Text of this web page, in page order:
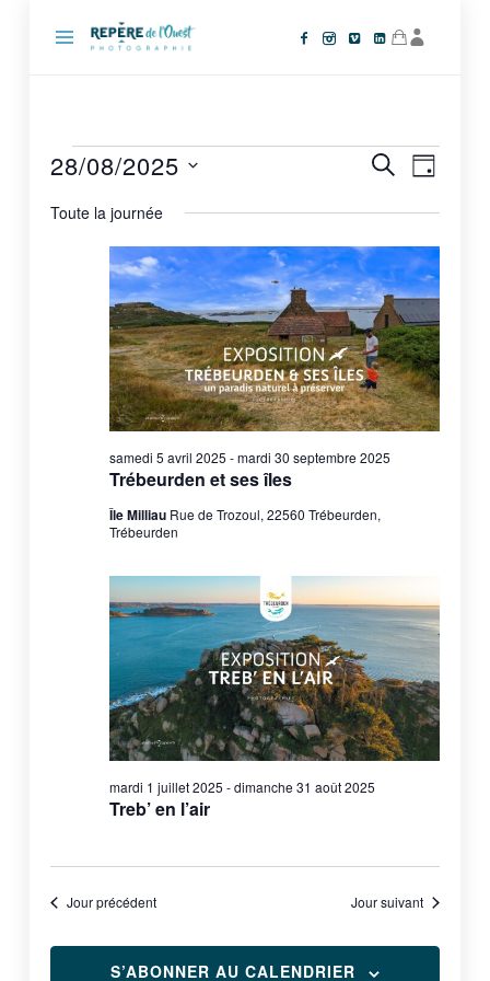
Repère
Évènements
jeudi
août
2025
Recherche
navigation
vues
Évènements
RECHERCHE
de
JOUR
28/08/2025
UNE
Toute la journée
Trébeurden et ses îles
samedi 5 avril 2025 -mardi 30 septembre 2025
Île Milliau Rue de Trozoul, 22560 Trébeurden,
Trébeurden
Treb’ en l’air
mardi 1 juillet 2025 -dimanche 31 août 2025
Jour précédent Jour suivant
S’ABONNER AU CALENDRIER